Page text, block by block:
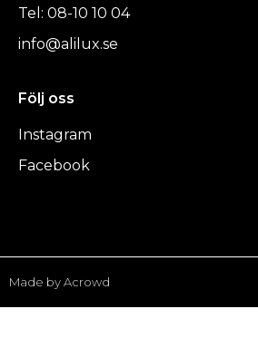
Tel: 08-10 10 04
info@alilux.se
Följ oss
Instagram
Facebook
Made by Acrowd